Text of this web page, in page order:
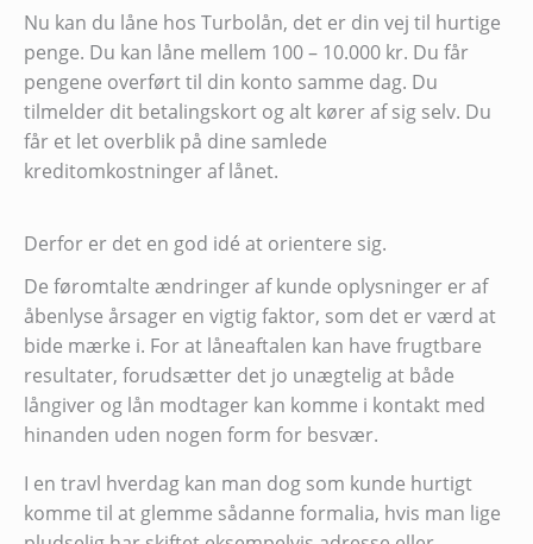
Nu kan du låne hos Turbolån, det er din vej til hurtige
penge. Du kan låne mellem 100 – 10.000 kr. Du får
pengene overført til din konto samme dag. Du
tilmelder dit betalingskort og alt kører af sig selv. Du
får et let overblik på dine samlede
kreditomkostninger af lånet.
Derfor er det en god idé at orientere sig.
De føromtalte ændringer af kunde oplysninger er af
åbenlyse årsager en vigtig faktor, som det er værd at
bide mærke i. For at låneaftalen kan have frugtbare
resultater, forudsætter det jo unægtelig at både
långiver og lån modtager kan komme i kontakt med
hinanden uden nogen form for besvær.
I en travl hverdag kan man dog som kunde hurtigt
komme til at glemme sådanne formalia, hvis man lige